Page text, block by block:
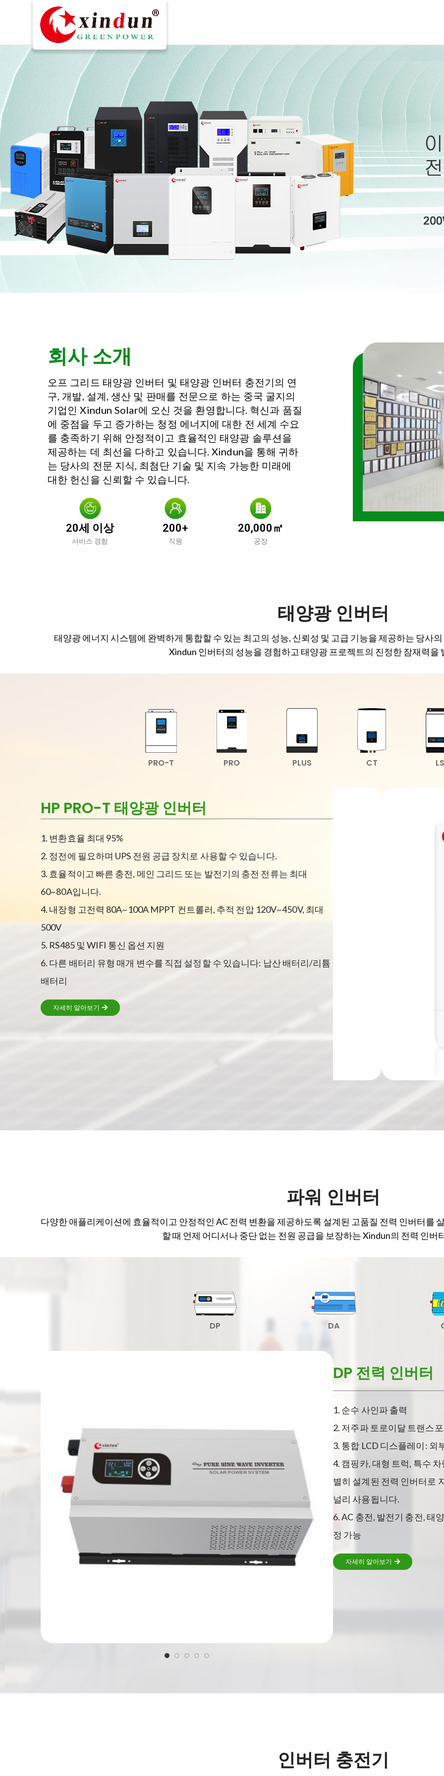
회사 소개
오프 그리드 태양광 인버터 및 태양광 인버터 충전기의 연
구, 개발, 설계, 생산 및 판매를 전문으로 하는 중국 굴지의
기업인 Xindun Solar에 오신 것을 환영합니다. 혁신과 품질
에 중점을 두고 증가하는 청정 에너지에 대한 전 세계 수요
를 충족하기 위해 안정적이고 효율적인 태양광 솔루션을
제공하는 데 최선을 다하고 있습니다. Xindun을 ​​통해 귀하
는 당사의 전문 지식, 최첨단 기술 및 지속 가능한 미래에
대한 헌신을 신뢰할 수 있습니다.
20세 이상
서비스 경험
200+
직원
20,000㎡
공장
태양광 인버터
태양광 에너지 시스템에 완벽하게 통합할 수 있는 최고의 성능, 신뢰성 및 고급 기능을 제공하는 당사
Xindun 인버터의 성능을 경험하고 태양광 프로젝트의 진정한 잠재력을
PRO-T PRO PLUS CT LS
HP PRO-T 태양광 인버터
1. 변환효율 최대 95%
2. 정전에 필요하며 UPS 전원 공급 장치로 사용할 수 있습니다.
3. 효율적이고 빠른 충전, 메인 그리드 또는 발전기의 충전 전류는 최대
60~80A입니다.
4. 내장형 고전력 80A~100A MPPT 컨트롤러, 추적 전압 120V~450V, 최대
500V
5. RS485 및 WIFl 통신 옵션 지원
6. 다른 배터리 유형 매개 변수를 직접 설정할 수 있습니다: 납산 배터리/리튬
배터리
자세히 알아보기
파워 인버터
다양한 애플리케이션에 효율적이고 안정적인 AC 전력 변환을 제공하도록 설계된 고품질 전력 인버터를
할 때 언제 어디서나 중단 없는 전원 공급을 보장하는 Xindun의 전력 인버
DP DA
DP 전력 인버터
1. 순수 사인파 출력
2. 저주파 토로이달 트랜스
3. 통합 LCD 디스플레이: 외
4. 캠핑카, 대형 트럭, 특수
별히 설계된 전력 인버터로
널리 사용됩니다.
6. AC 충전, 발전기 충전, 태
정 가능
자세히 알아보기
인버터 충전기